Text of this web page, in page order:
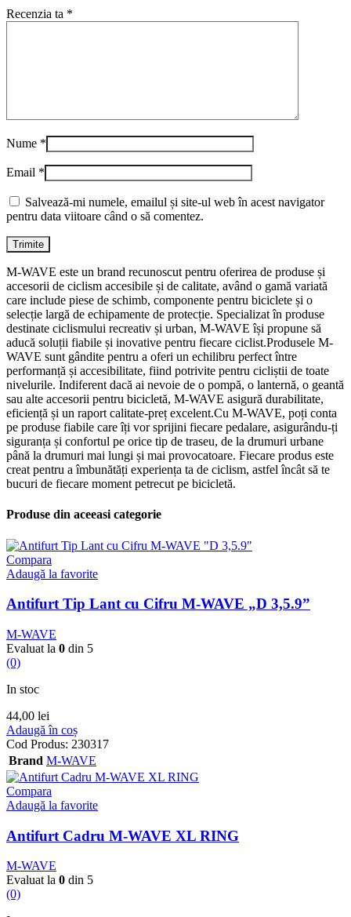
Recenzia ta *
Nume *
Email *
Salvează-mi numele, emailul și site-ul web în acest navigator
pentru data viitoare când o să comentez.
M-WAVE este un brand recunoscut pentru oferirea de produse și
accesorii de ciclism accesibile și de calitate, având o gamă variată
care include piese de schimb, componente pentru biciclete și o
selecție largă de echipamente de protecție. Specializat în produse
destinate ciclismului recreativ și urban, M-WAVE își propune să
aducă soluții fiabile și inovative pentru fiecare ciclist.Produsele M-
WAVE sunt gândite pentru a oferi un echilibru perfect între
performanță și accesibilitate, fiind potrivite pentru cicliștii de toate
nivelurile. Indiferent dacă ai nevoie de o pompă, o lanternă, o geantă
sau alte accesorii pentru bicicletă, M-WAVE asigură durabilitate,
eficiență și un raport calitate-preț excelent.Cu M-WAVE, poți conta
pe produse fiabile care îți vor sprijini fiecare pedalare, asigurându-ți
siguranța și confortul pe orice tip de traseu, de la drumuri urbane
până la drumuri mai lungi și mai provocatoare. Fiecare produs este
creat pentru a îmbunătăți experiența ta de ciclism, astfel încât să te
bucuri de fiecare moment petrecut pe bicicletă.
Produse din aceeasi categorie
Compara
Adaugă la favorite
Antifurt Tip Lant cu Cifru M-WAVE „D 3,5.9”
M-WAVE
Evaluat la 0 din 5
(0)
In stoc
44,00 lei
Adaugă în coș
Cod Produs: 230317
Brand M-WAVE
Compara
Adaugă la favorite
Antifurt Cadru M-WAVE XL RING
M-WAVE
Evaluat la 0 din 5
(0)